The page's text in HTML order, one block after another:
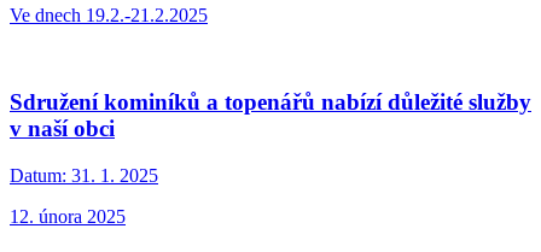
Ve dnech 19.2.-21.2.2025
Sdružení kominíků a topenářů nabízí důležité služby
v naší obci
Datum: 31. 1. 2025
12. února 2025